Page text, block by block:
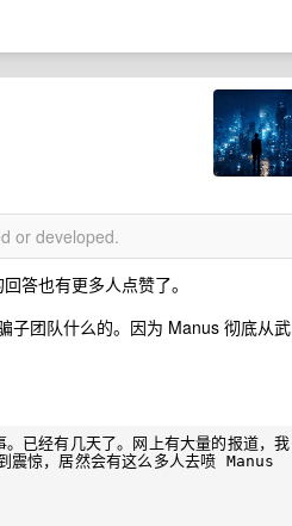
or developed.
答也有更多人点赞了。
子团队什么的。因为 Manus 彻底从武
已经有几天了。网上有大量的报道，我
震惊，居然会有这么多人去喷 Manus